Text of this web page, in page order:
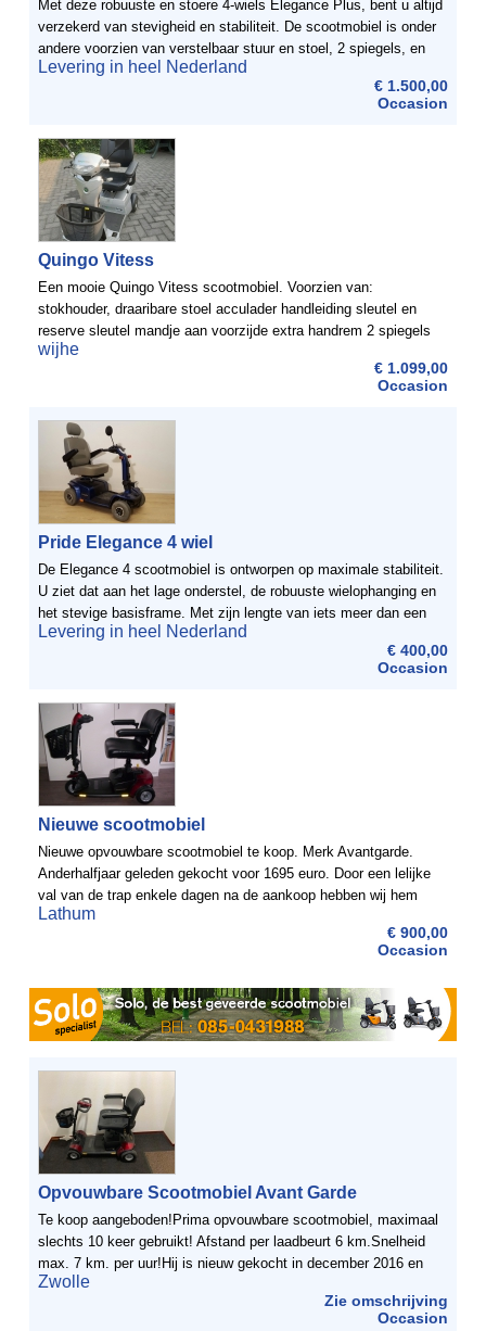
Met deze robuuste en stoere 4-wiels Elegance Plus, bent u altijd
verzekerd van stevigheid en stabiliteit. De scootmobiel is onder
andere voorzien van verstelbaar stuur en stoel, 2 spiegels, en
een mandje.ScootmobielDiscount heeft een ...
Levering in heel Nederland
€ 1.500,00
Occasion
Quingo Vitess
Een mooie Quingo Vitess scootmobiel. Voorzien van:
stokhouder, draaribare stoel acculader handleiding sleutel en
reserve sleutel mandje aan voorzijde extra handrem 2 spiegels
wijhe
€ 1.099,00
Occasion
Pride Elegance 4 wiel
De Elegance 4 scootmobiel is ontworpen op maximale stabiliteit.
U ziet dat aan het lage onderstel, de robuuste wielophanging en
het stevige basisframe. Met zijn lengte van iets meer dan een
meter is de Elegance 4 scootmobiel tegelijk ...
Levering in heel Nederland
€ 400,00
Occasion
Nieuwe scootmobiel
Nieuwe opvouwbare scootmobiel te koop. Merk Avantgarde.
Anderhalfjaar geleden gekocht voor 1695 euro. Door een lelijke
val van de trap enkele dagen na de aankoop hebben wij hem
helaas nooit kunnen gebruiken. De stoel, het motortje en ...
Lathum
€ 900,00
Occasion
Opvouwbare Scootmobiel Avant Garde
Te koop aangeboden!Prima opvouwbare scootmobiel, maximaal
slechts 10 keer gebruikt! Afstand per laadbeurt 6 km.Snelheid
max. 7 km. per uur!Hij is nieuw gekocht in december 2016 en
door ziekte echt nauwelijks gebruikt. Merk Avantgarde ...
Zwolle
Zie omschrijving
Occasion